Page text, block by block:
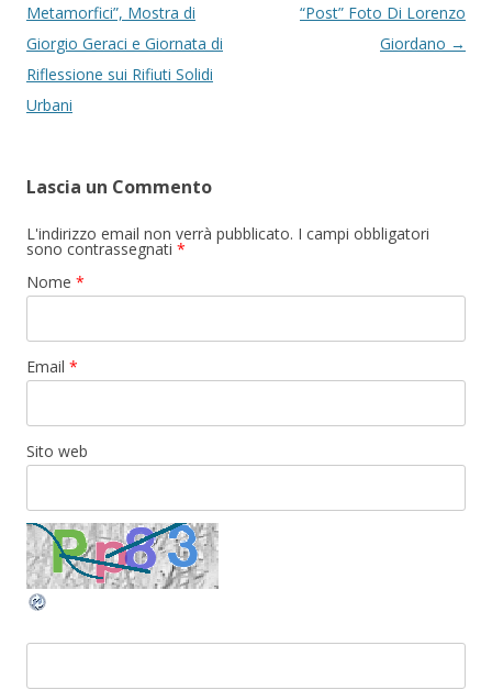
Metamorfici”, Mostra di
Giorgio Geraci e Giornata di
Riflessione sui Rifiuti Solidi
Urbani
“Post” Foto Di Lorenzo
Giordano →
Lascia un Commento
L'indirizzo email non verrà pubblicato. I campi obbligatori
sono contrassegnati *
Nome *
Email *
Sito web